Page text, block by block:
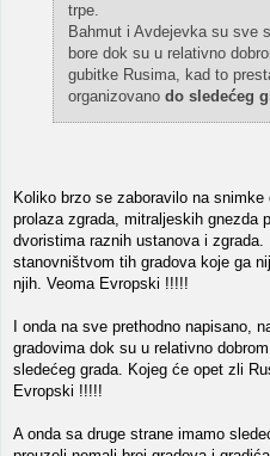
trpe.
Bahmut i Avdejevka su sve
bore dok su u relativno
gubitke Rusima, kad to
organizovano do sledećeg
Koliko brzo se zaboravilo na
prolaza zgrada, mitraljeskih gnezda
dvoristima raznih ustanova i
stanovništvom tih gradova koje ga
njih. Veoma Evropski !!!!!
I onda na sve prethodno napisano,
gradovima dok su u relativno
sledećeg grada. Kojeg će opet zli
Evropski !!!!!
A onda sa druge strane imamo